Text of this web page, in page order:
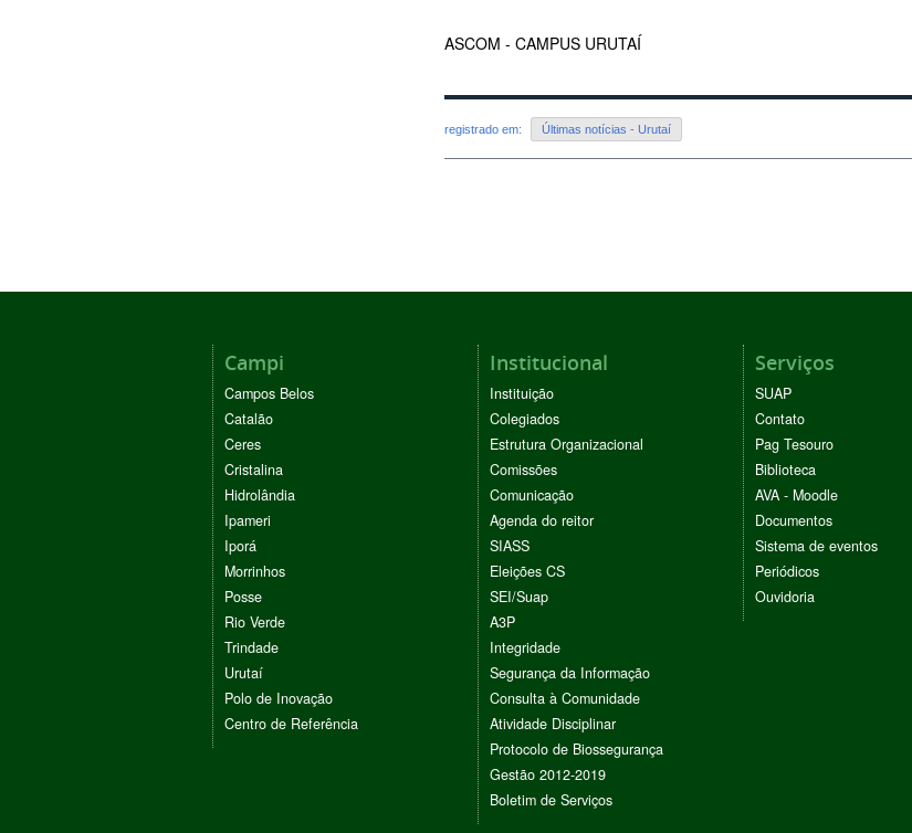
ASCOM - CAMPUS URUTAÍ
registrado em: Últimas notícias - Urutaí
Campi
Campos Belos
Catalão
Ceres
Cristalina
Hidrolândia
Ipameri
Iporá
Morrinhos
Posse
Rio Verde
Trindade
Urutaí
Polo de Inovação
Centro de Referência
Institucional
Instituição
Colegiados
Estrutura Organizacional
Comissões
Comunicação
Agenda do reitor
SIASS
Eleições CS
SEI/Suap
A3P
Integridade
Segurança da Informação
Consulta à Comunidade
Atividade Disciplinar
Protocolo de Biossegurança
Gestão 2012-2019
Boletim de Serviços
Serviços
SUAP
Contato
Pag Tesouro
Biblioteca
AVA - Moodle
Documentos
Sistema de eventos
Periódicos
Ouvidoria